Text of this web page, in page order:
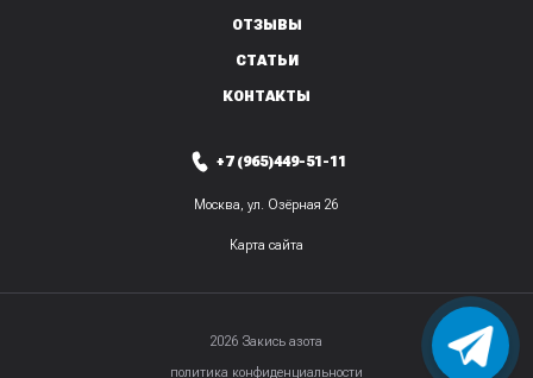
ОТЗЫВЫ
СТАТЬИ
КОНТАКТЫ
+7 (965)449-51-11
Москва, ул. Озёрная 26
Карта сайта
2026 Закись азота
политика конфиденциальности